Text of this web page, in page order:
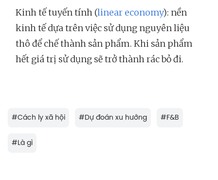
Kinh tế tuyến tính (linear economy): nền
kinh tế dựa trên việc sử dụng nguyên liệu
thô để chế thành sản phẩm. Khi sản phẩm
hết giá trị sử dụng sẽ trở thành rác bỏ đi.
#Cách ly xã hội #Dự đoán xu hướng #F&B
#Là gì